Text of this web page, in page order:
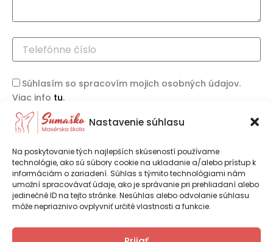
Nastavenie súhlasu
Na poskytovanie tých najlepších skúseností používame
technológie, ako sú súbory cookie na ukladanie a/alebo prístup k
informáciám o zariadení. Súhlas s týmito technológiami nám
umožní spracovávať údaje, ako je správanie pri prehliadaní alebo
jedinečné ID na tejto stránke. Nesúhlas alebo odvolanie súhlasu
môže nepriaznivo ovplyvniť určité vlastnosti a funkcie.
v
T
e
f
ó
n
Súhlasím so spracovím mojich osobných údajov.
Viac info tu.
Odoslať
Ing. Iveta Psocíková – SUMAŠKO je